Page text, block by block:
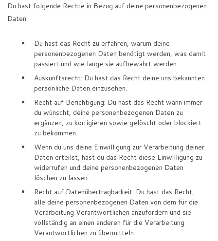
Du hast folgende Rechte in Bezug auf deine personenbezogenen
Daten:
Du hast das Recht zu erfahren, warum deine
personenbezogenen Daten benötigt werden, was damit
passiert und wie lange sie aufbewahrt werden.
Auskunftsrecht: Du hast das Recht deine uns bekannten
persönliche Daten einzusehen.
Recht auf Berichtigung: Du hast das Recht wann immer
du wünscht, deine personenbezogenen Daten zu
ergänzen, zu korrigieren sowie gelöscht oder blockiert
zu bekommen.
Wenn du uns deine Einwilligung zur Verarbeitung deiner
Daten erteilst, hast du das Recht diese Einwilligung zu
widerrufen und deine personenbezogenen Daten
löschen zu lassen.
Recht auf Datenübertragbarkeit: Du hast das Recht,
alle deine personenbezogenen Daten von dem für die
Verarbeitung Verantwortlichen anzufordern und sie
vollständig an einen anderen für die Verarbeitung
Verantwortlichen zu übermitteln.